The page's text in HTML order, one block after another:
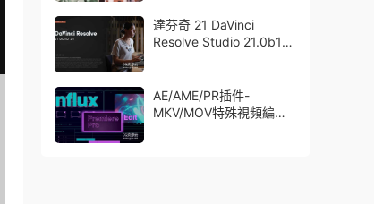
達芬奇 21 DaVinci
Resolve Studio 21.0b1
AE/AME/PR插件-
MKV/MOV特殊視頻編碼